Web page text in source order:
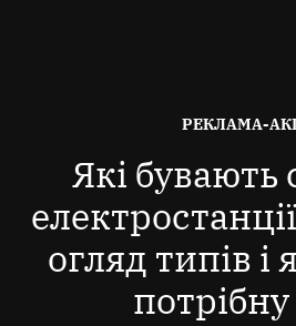
РЕКЛАМА-
Які бувають
огляд типів і